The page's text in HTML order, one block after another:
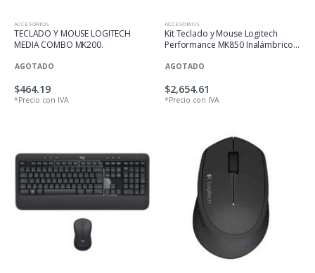
ACCESORIOS
TECLADO Y MOUSE LOGITECH
MEDIA COMBO MK200.
AGOTADO
$464.19
*Precio con IVA
ACCESORIOS
Kit Teclado y Mouse Logitech
Performance MK850 Inalámbrico
AGOTADO
$2,654.61
*Precio con IVA